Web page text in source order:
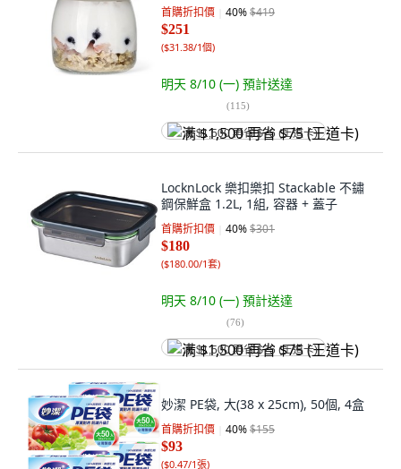
首購折扣價 40%$419
$251
($31.38/1個)
明天 8/10 (一) 預計送達
(115)
满 $1,500 再省 $75 (王道卡)
LocknLock 樂扣樂扣 Stackable 不鏽
鋼保鮮盒 1.2L, 1組, 容器 + 蓋子
首購折扣價 40%$301
$180
($180.00/1套)
明天 8/10 (一) 預計送達
(76)
满 $1,500 再省 $75 (王道卡)
妙潔 PE袋, 大(38 x 25cm), 50個, 4盒
首購折扣價 40%$155
$93
($0.47/1張)